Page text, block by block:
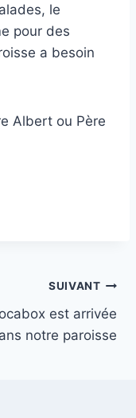
le
pour des
a besoin
Albert ou Père
SUIVANT
est arrivée
notre paroisse